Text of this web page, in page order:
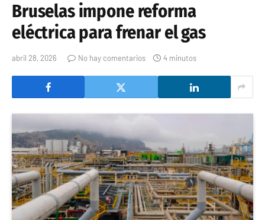
Bruselas impone reforma
eléctrica para frenar el gas
abril 28, 2026 No hay comentarios 4 minutos